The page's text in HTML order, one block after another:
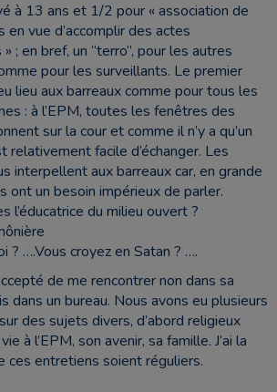
à 13 ans et 1/2 pour « association de
en vue d’accomplir des actes
; en bref, un “terro”, pour les autres
pour les surveillants. Le premier
lieu aux barreaux comme pour tous les
: à l’EPM, toutes les fenêtres des
sur la cour et comme il n’y a qu’un
relativement facile d’échanger. Les
interpellent aux barreaux car, en grande
ont un besoin impérieux de parler.
l’éducatrice du milieu ouvert ?
? ….Vous croyez en Satan ? ….
de me rencontrer non dans sa
dans un bureau. Nous avons eu plusieurs
des sujets divers, d’abord religieux
à l’EPM, son avenir, sa famille. J’ai la
ces entretiens soient réguliers.